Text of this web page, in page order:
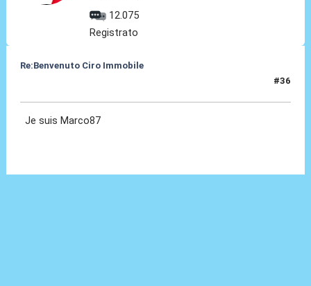
12.075
Registrato
Re:Benvenuto Ciro Immobile
#36
Je suis Marco87